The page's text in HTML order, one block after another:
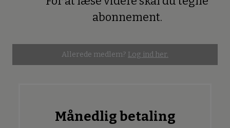
abonnement.
Allerede medlem? Log ind her.
Månedlig betaling